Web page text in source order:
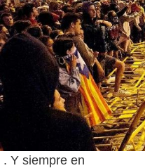
. Y siempre en